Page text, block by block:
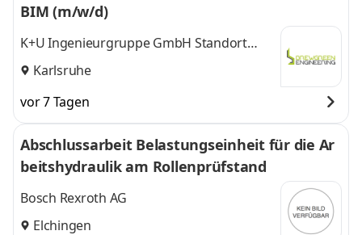
BIM (m/w/d)
K+U Ingenieurgruppe GmbH Standort
Karlsruhe
Karlsruhe
vor 7 Tagen
Abschlussarbeit Belastungseinheit für die Ar
beitshydraulik am Rollenprüfstand
Bosch Rexroth AG
Elchingen